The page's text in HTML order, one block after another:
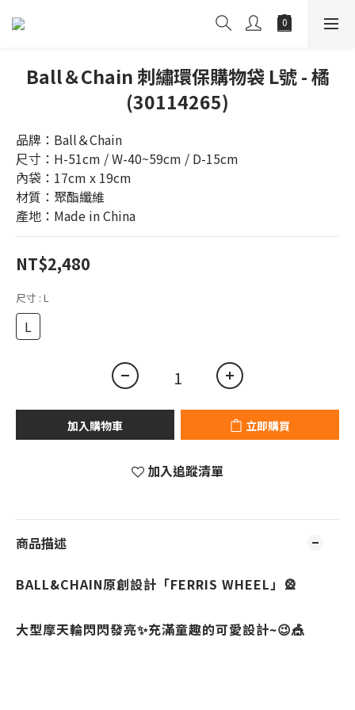
Ball＆Chain 刺繡環保購物袋 L號 - 橘
(30114265)
品牌：Ball＆Chain
尺寸：H-51cm / W-40~59cm / D-15cm
內袋：17cm x 19cm
材質：聚酯纖維
產地：Made in China
NT$2,480
尺寸 : L
L
加入購物車 立即購買
加入追蹤清單
商品描述
BALL&CHAIN原創設計「FERRIS WHEEL」 🎡
大型摩天輪閃閃發亮✨充滿童趣的可愛設計~😉🎪